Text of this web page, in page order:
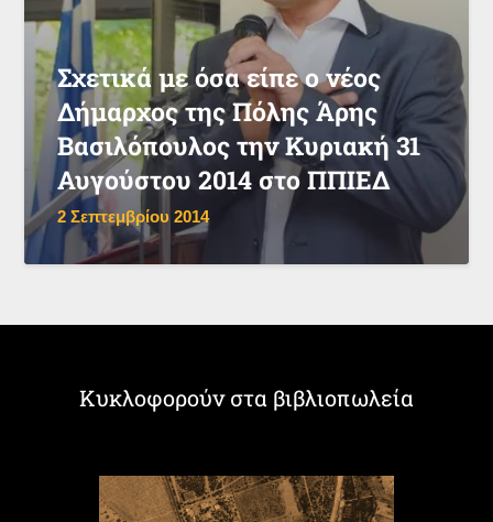
Σχετικά με όσα είπε ο νέος
Δήμαρχος της Πόλης Άρης
Βασιλόπουλος την Κυριακή 31
Αυγούστου 2014 στο ΠΠΙΕΔ
2 Σεπτεμβρίου 2014
Κυκλοφορούν στα βιβλιοπωλεία